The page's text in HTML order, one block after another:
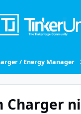
/ Energy Manager
Charger